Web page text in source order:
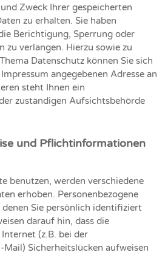
Zweck Ihrer gespeicherten
zu erhalten. Sie haben
Berichtigung, Sperrung oder
zu verlangen. Hierzu sowie zu
Datenschutz können Sie sich
angegebenen Adresse an
steht Ihnen ein
zuständigen Aufsichtsbehörde
und Pflichtinformationen
benutzen, werden verschiedene
erhoben. Personenbezogene
Sie persönlich identifiziert
darauf hin, dass die
(z.B. bei der
Sicherheitslücken aufweisen